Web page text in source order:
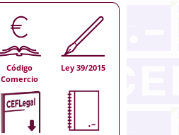
Código
Comercio
Ley 39/2015